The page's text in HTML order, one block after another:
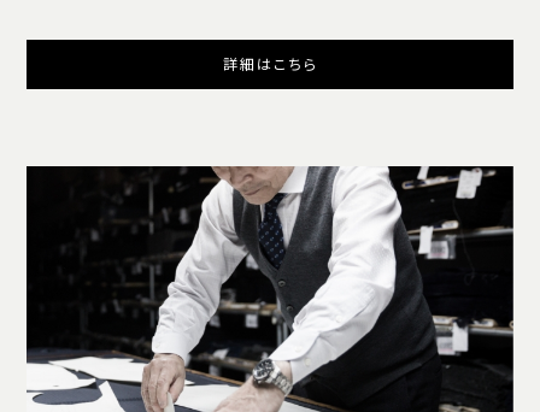
詳細はこちら